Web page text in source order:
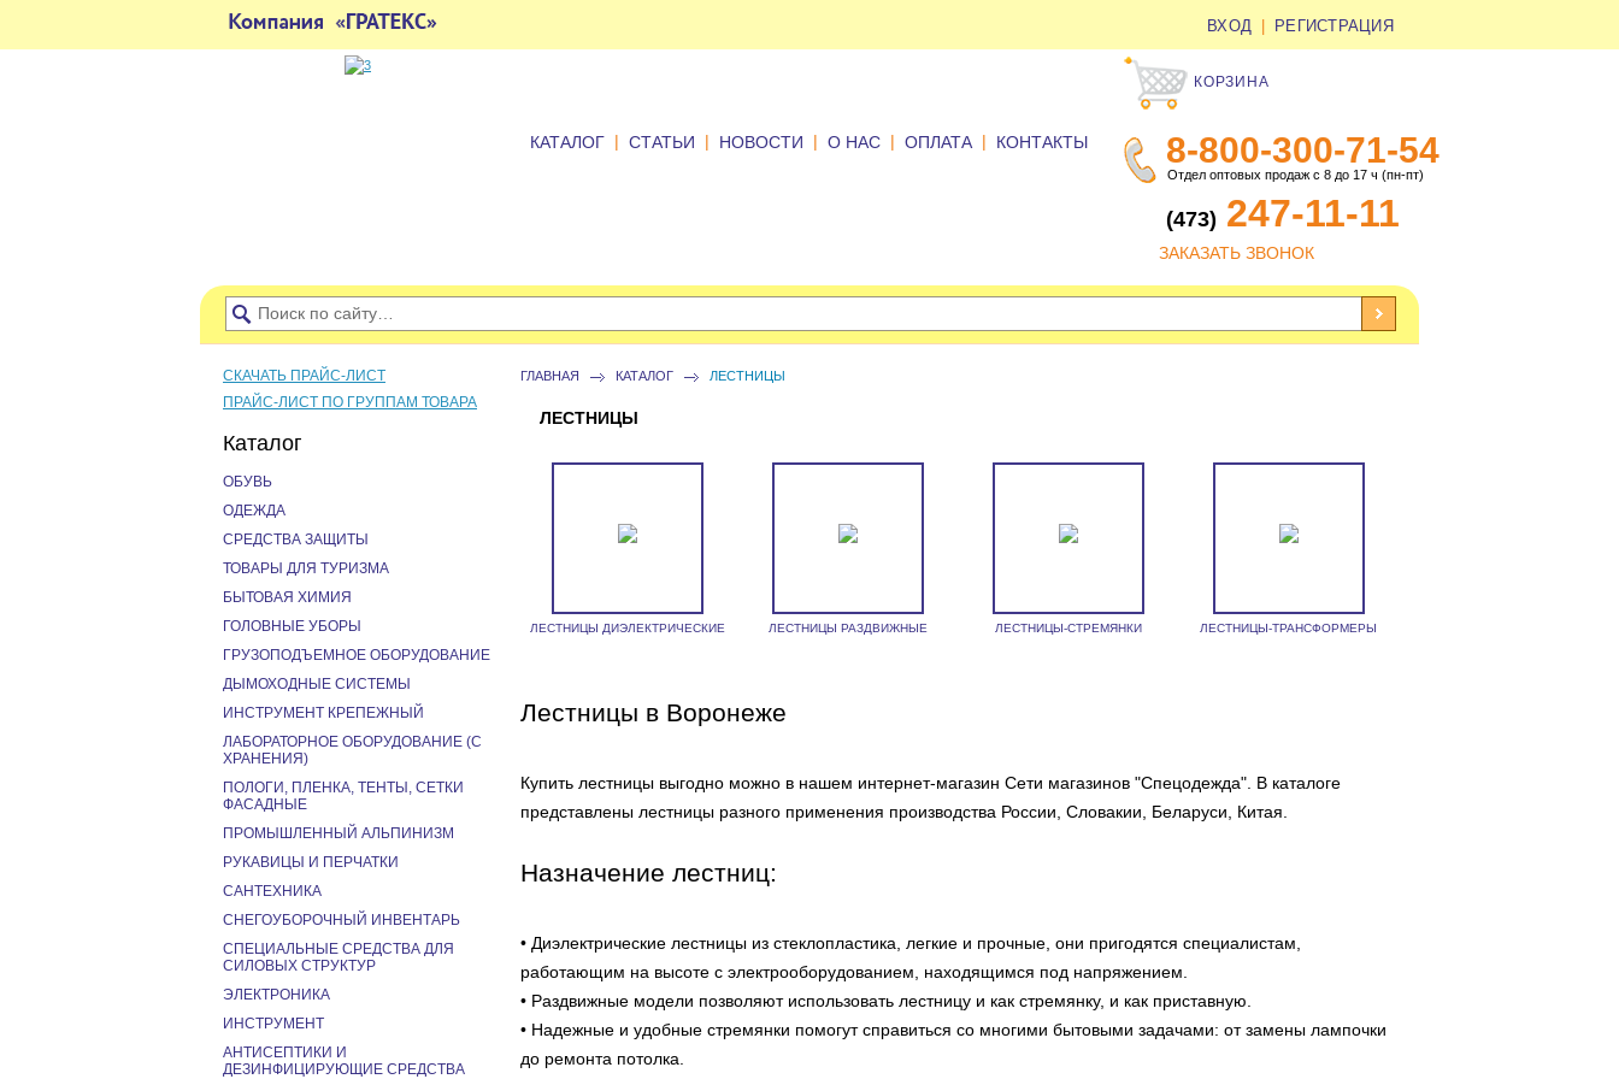
ВХОД РЕГИСТРАЦИЯ
КОРЗИНА
8-800-300-71-54
Отдел оптовых продаж с 8 до 17 ч (пн-пт)
(473) 247-11-11
ЗАКАЗАТЬ ЗВОНОК
КАТАЛОГ | СТАТЬИ | НОВОСТИ | О НАС | ОПЛАТА | КОНТАКТЫ
ГЛАВНАЯ КАТАЛОГ ЛЕСТНИЦЫ
ЛЕСТНИЦЫ
ЛЕСТНИЦЫ ДИЭЛЕКТРИЧЕСКИЕ ЛЕСТНИЦЫ РАЗДВИЖНЫЕ ЛЕСТНИЦЫ-СТРЕМЯНКИ ЛЕСТНИЦЫ-ТРАНСФОРМЕРЫ
Лестницы в Воронеже
Купить лестницы выгодно можно в нашем интернет-магазин Сети магазинов "Спецодежда". В каталоге
представлены лестницы разного применения производства России, Словакии, Беларуси, Китая.
Назначение лестниц:
• Диэлектрические лестницы из стеклопластика, легкие и прочные, они пригодятся специалистам,
работающим на высоте с электрооборудованием, находящимся под напряжением.
• Раздвижные модели позволяют использовать лестницу и как стремянку, и как приставную.
• Надежные и удобные стремянки помогут справиться со многими бытовыми задачами: от замены лампочки
до ремонта потолка.
СКАЧАТЬ ПРАЙС-ЛИСТ
ПРАЙС-ЛИСТ ПО ГРУППАМ ТОВАРА
Каталог
ОБУВЬ
ОДЕЖДА
СРЕДСТВА ЗАЩИТЫ
ТОВАРЫ ДЛЯ ТУРИЗМА
БЫТОВАЯ ХИМИЯ
ГОЛОВНЫЕ УБОРЫ
ГРУЗОПОДЪЕМНОЕ ОБОРУДОВАНИЕ
ДЫМОХОДНЫЕ СИСТЕМЫ
ИНСТРУМЕНТ КРЕПЕЖНЫЙ
ЛАБОРАТОРНОЕ ОБОРУДОВАНИЕ (С
ХРАНЕНИЯ)
ПОЛОГИ, ПЛЕНКА, ТЕНТЫ, СЕТКИ
ФАСАДНЫЕ
ПРОМЫШЛЕННЫЙ АЛЬПИНИЗМ
РУКАВИЦЫ И ПЕРЧАТКИ
САНТЕХНИКА
СНЕГОУБОРОЧНЫЙ ИНВЕНТАРЬ
СПЕЦИАЛЬНЫЕ СРЕДСТВА ДЛЯ
СИЛОВЫХ СТРУКТУР
ЭЛЕКТРОНИКА
ИНСТРУМЕНТ
АНТИСЕПТИКИ И
ДЕЗИНФИЦИРУЮЩИЕ СРЕДСТВА